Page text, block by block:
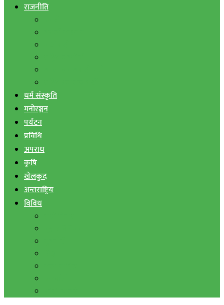
राजनीति
धर्म संस्कृति
मनोरञ्जन
पर्यटन
प्रविधि
अपराध
कृषि
खेलकुद
अन्तराष्ट्रिय
विविध